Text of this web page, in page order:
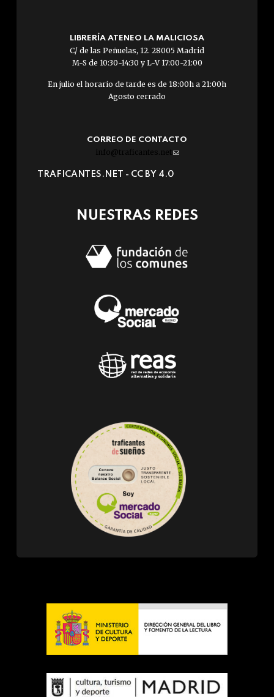
LIBRERÍA ATENEO LA MALICIOSA
C/ de las Peñuelas, 12. 28005 Madrid
M-S de 10:30-14:30 y L-V 17:00-21:00
En julio el horario de tarde es de 18:00h a 21:00h
Agosto cerrado
CORREO DE CONTACTO
info@traficantes.net (link
e-
TRAFICANTES.NET - CC BY 4.0
NUESTRAS REDES